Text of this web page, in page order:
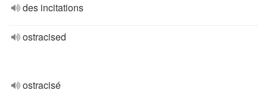
des incitations
ostracised
ostracisé